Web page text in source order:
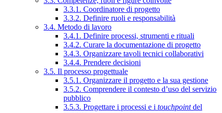
3.3.1. Coordinatore di progetto
3.3.2. Definire ruoli e responsabilità
3.4. Metodo di lavoro
3.4.1. Definire processi, strumenti e rituali
3.4.2. Curare la documentazione di progetto
3.4.3. Organizzare tavoli tecnici collaborativi
3.4.4. Prendere decisioni
3.5. Il processo progettuale
3.5.1. Organizzare il progetto e la sua gestione
3.5.2. Comprendere il contesto d’uso del servizio
pubblico
3.5.3. Progettare i processi e i touchpointdel